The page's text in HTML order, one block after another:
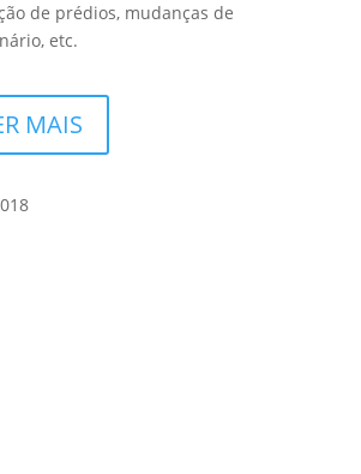
de prédios, mudanças de
etc.
MAIS